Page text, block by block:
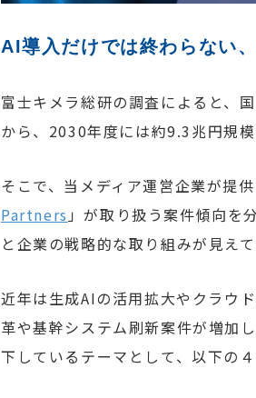
AI導入だけでは終わらない
富士キメラ総研の調査によると、
から、2030年度には約9.3兆円規
そこで、当メディア運営企業が提
Partners 」が取り扱う案件傾向を
と企業の戦略的な取り組みが見え
近年は生成AIの活用拡大やクラウ
革や基幹システム刷新案件が増加
下しているテーマとして、以下の